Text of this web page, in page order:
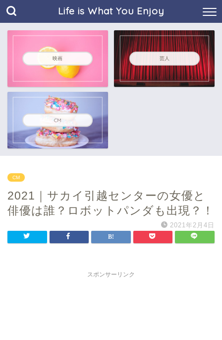
Life is What You Enjoy
映画 芸人
CM
CM
2021｜サカイ引越センターの女優と
俳優は誰？ロボットパンダも出現？！
2021年2月4日
スポンサーリンク